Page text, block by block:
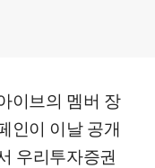
이브의 멤버 장
인이 이날 공개
우리투자증권